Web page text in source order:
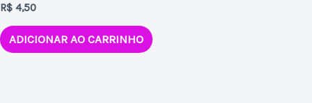
R$ 4,50
ADICIONAR AO CARRINHO